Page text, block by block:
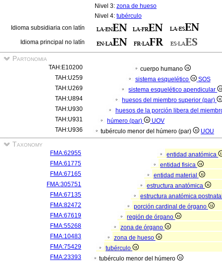
Nivel 3: zona de hueso
Nivel 4: tubérculo
Idioma subsidiaria con latín
Idioma principal no latín
Partonomia
TAH:E10200
cuerpo humano
TAH:U259
sistema esquelético
SOS
TAH:U269
sistema esquelético apendicular
TAH:U894
huesos del miembro superior (par)
TAH:U930
huesos de la porción libera del
TAH:U931
húmero (par)
UOV
TAH:U936
tubérculo menor del húmero (par) UOU
Taxonomy
FMA:62955
entidad anatómica
FMA:61775
entidad fisica
FMA:67165
entidad material
FMA:305751
estructura anatómica
FMA:67135
estructura anatómica
FMA:82472
porción cardinal de órgano
FMA:67619
región de órgano
FMA:55268
zona de órgano
FMA:10483
zona de hueso
FMA:75429
tubérculo
FMA:23393
tubérculo menor del húmero